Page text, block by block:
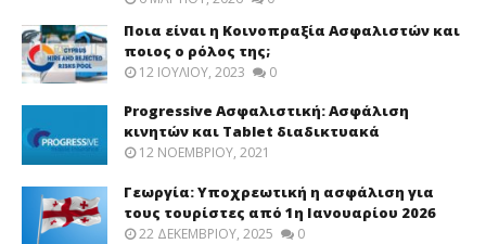
Ποια είναι η Κοινοπραξία Ασφαλιστών και
ποιος ο ρόλος της;
12 ΙΟΥΛΊΟΥ, 2023 0
Progressive Ασφαλιστική: Ασφάλιση
κινητών και Tablet διαδικτυακά
12 ΝΟΕΜΒΡΊΟΥ, 2021
Γεωργία: Υποχρεωτική η ασφάλιση για
τους τουρίστες από 1η Ιανουαρίου 2026
22 ΔΕΚΕΜΒΡΊΟΥ, 2025 0